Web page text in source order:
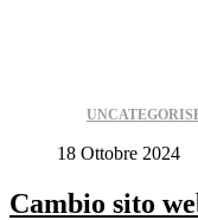
18 Ottobre 2024
Cambio sito